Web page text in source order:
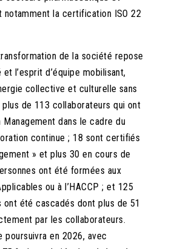
notamment la certification ISO 22
de la société repose
l’esprit d’équipe mobilisant,
collective et culturelle sans
de 113 collaborateurs qui ont
dans le cadre du
continue ; 18 sont certifiés
» et plus 30 en cours de
ont été formées aux
ou à l’HACCP ; et 125
été cascadés dont plus de 51
par les collaborateurs.
poursuivra en 2026, avec